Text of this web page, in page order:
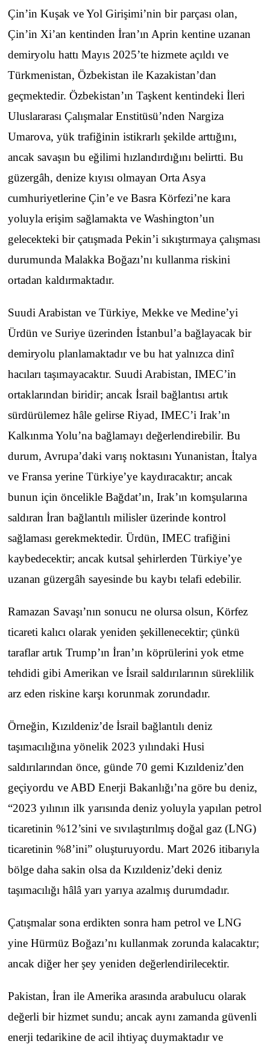
Çin’in Kuşak ve Yol Girişimi’nin bir parçası olan,
Çin’in Xi’an kentinden İran’ın Aprin kentine uzanan
demiryolu hattı Mayıs 2025’te hizmete açıldı ve
Türkmenistan, Özbekistan ile Kazakistan’dan
geçmektedir. Özbekistan’ın Taşkent kentindeki İleri
Uluslararası Çalışmalar Enstitüsü’nden Nargiza
Umarova, yük trafiğinin istikrarlı şekilde arttığını,
ancak savaşın bu eğilimi hızlandırdığını belirtti. Bu
güzergâh, denize kıyısı olmayan Orta Asya
cumhuriyetlerine Çin’e ve Basra Körfezi’ne kara
yoluyla erişim sağlamakta ve Washington’un
gelecekteki bir çatışmada Pekin’i sıkıştırmaya çalışması
durumunda Malakka Boğazı’nı kullanma riskini
ortadan kaldırmaktadır.
Suudi Arabistan ve Türkiye, Mekke ve Medine’yi
Ürdün ve Suriye üzerinden İstanbul’a bağlayacak bir
demiryolu planlamaktadır ve bu hat yalnızca dinî
hacıları taşımayacaktır. Suudi Arabistan, IMEC’in
ortaklarından biridir; ancak İsrail bağlantısı artık
sürdürülemez hâle gelirse Riyad, IMEC’i Irak’ın
Kalkınma Yolu’na bağlamayı değerlendirebilir. Bu
durum, Avrupa’daki varış noktasını Yunanistan, İtalya
ve Fransa yerine Türkiye’ye kaydıracaktır; ancak
bunun için öncelikle Bağdat’ın, Irak’ın komşularına
saldıran İran bağlantılı milisler üzerinde kontrol
sağlaması gerekmektedir. Ürdün, IMEC trafiğini
kaybedecektir; ancak kutsal şehirlerden Türkiye’ye
uzanan güzergâh sayesinde bu kaybı telafi edebilir.
Ramazan Savaşı’nın sonucu ne olursa olsun, Körfez
ticareti kalıcı olarak yeniden şekillenecektir; çünkü
taraflar artık Trump’ın İran’ın köprülerini yok etme
tehdidi gibi Amerikan ve İsrail saldırılarının süreklilik
arz eden riskine karşı korunmak zorundadır.
Örneğin, Kızıldeniz’de İsrail bağlantılı deniz
taşımacılığına yönelik 2023 yılındaki Husi
saldırılarından önce, günde 70 gemi Kızıldeniz’den
geçiyordu ve ABD Enerji Bakanlığı’na göre bu deniz,
“2023 yılının ilk yarısında deniz yoluyla yapılan petrol
ticaretinin %12’sini ve sıvılaştırılmış doğal gaz (LNG)
ticaretinin %8’ini” oluşturuyordu. Mart 2026 itibarıyla
bölge daha sakin olsa da Kızıldeniz’deki deniz
taşımacılığı hâlâ yarı yarıya azalmış durumdadır.
Çatışmalar sona erdikten sonra ham petrol ve LNG
yine Hürmüz Boğazı’nı kullanmak zorunda kalacaktır;
ancak diğer her şey yeniden değerlendirilecektir.
Pakistan, İran ile Amerika arasında arabulucu olarak
değerli bir hizmet sundu; ancak aynı zamanda güvenli
enerji tedarikine de acil ihtiyaç duymaktadır ve